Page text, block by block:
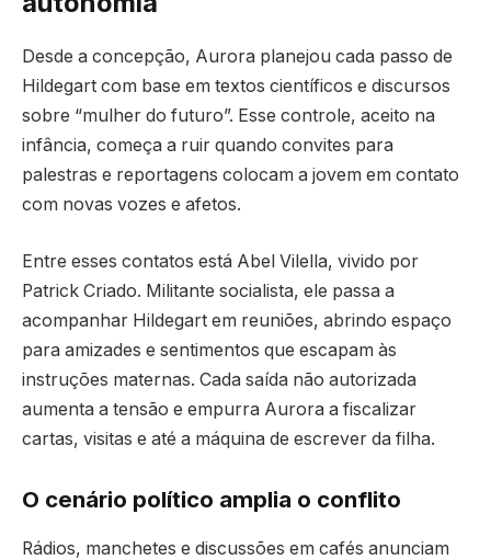
Desde a concepção, Aurora planejou cada passo de
Hildegart com base em textos científicos e discursos
sobre “mulher do futuro”. Esse controle, aceito na
infância, começa a ruir quando convites para
palestras e reportagens colocam a jovem em contato
com novas vozes e afetos.
Entre esses contatos está Abel Vilella, vivido por
Patrick Criado. Militante socialista, ele passa a
acompanhar Hildegart em reuniões, abrindo espaço
para amizades e sentimentos que escapam às
instruções maternas. Cada saída não autorizada
aumenta a tensão e empurra Aurora a fiscalizar
cartas, visitas e até a máquina de escrever da filha.
O cenário político amplia o conflito
Rádios, manchetes e discussões em cafés anunciam